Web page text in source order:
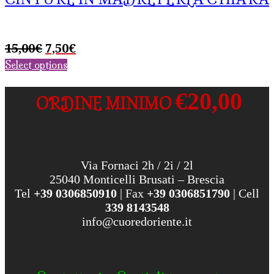
15,00€ Il
prezzo
era:
15,00€.
7,50€Il
è:
7,50€.
Select options
ORDINE MINIMO€20,00
Via Fornaci 2h / 2i / 2l
25040 Monticelli Brusati – Brescia
Tel +39 0306850910 | Fax +39 0306851790 | Cell
339 8143548
info@cuoredoriente.it